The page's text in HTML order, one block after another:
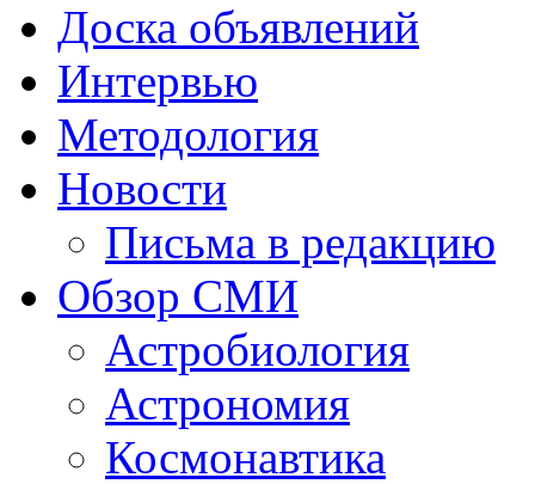
Доска объявлений
Интервью
Методология
Новости
Письма в редакцию
Обзор СМИ
Астробиология
Астрономия
Космонавтика